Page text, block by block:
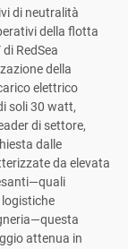
di neutralità
della flotta
RedSea
della
elettrico
soli 30 watt,
di settore,
dalle
da elevata
attenua in